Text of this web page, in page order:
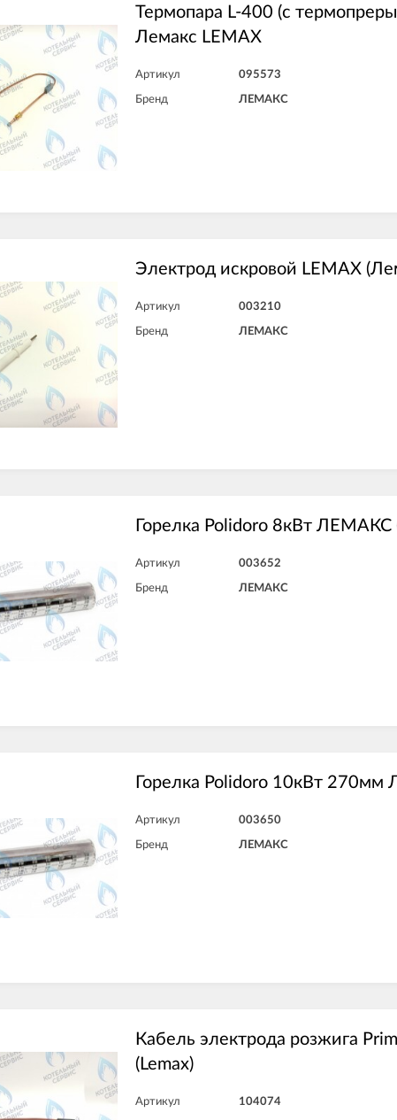
Термопара L-400 (с
Лемакс LEMAX
Артикул 095573
Бренд ЛЕМАКС
Электрод искровой LEMAX
Артикул 003210
Бренд ЛЕМАКС
Горелка Polidoro 8кВт ЛЕМАКС
Артикул 003652
Бренд ЛЕМАКС
Горелка Polidoro 10кВт 270мм
Артикул 003650
Бренд ЛЕМАКС
Кабель электрода розжига
(Lemax)
Артикул 104074